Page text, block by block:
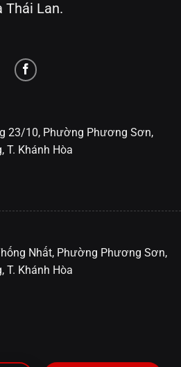
Thái Lan.
23/10, Phường Phương Sơn,
T. Khánh Hòa
Nhất, Phường Phương Sơn,
T. Khánh Hòa